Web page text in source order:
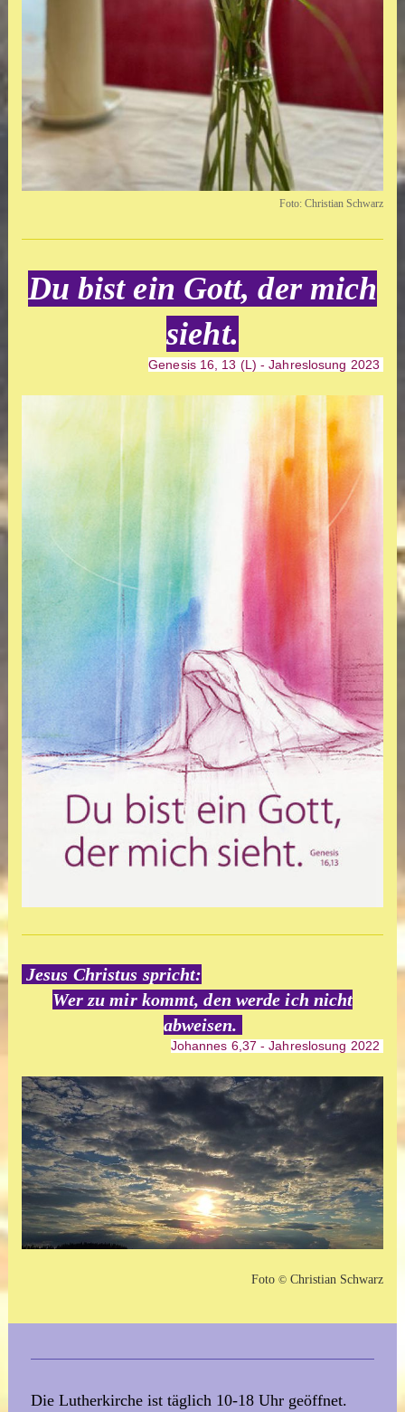
Foto: Christian Schwarz
Du bist ein Gott, der mich
sieht.
Genesis 16, 13 (L) - Jahreslosung 2023
Jesus Christus spricht:
Wer zu mir kommt, den werde ich nicht
abweisen.
Johannes 6,37 - Jahreslosung 2022
Foto © Christian Schwarz
Die Lutherkirche ist täglich 10-18 Uhr geöffnet.